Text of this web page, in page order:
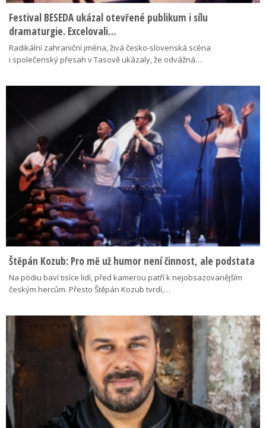
Festival BESEDA ukázal otevřené publikum i sílu
dramaturgie. Excelovali…
Radikální zahraniční jména, živá česko-slovenská scéna
i společenský přesah v Tasově ukázaly, že odvážná…
Štěpán Kozub: Pro mě už humor není činnost, ale podstata
Na pódiu baví tisíce lidí, před kamerou patří k nejobsazovanějším
českým hercům. Přesto Štěpán Kozub tvrdí,…